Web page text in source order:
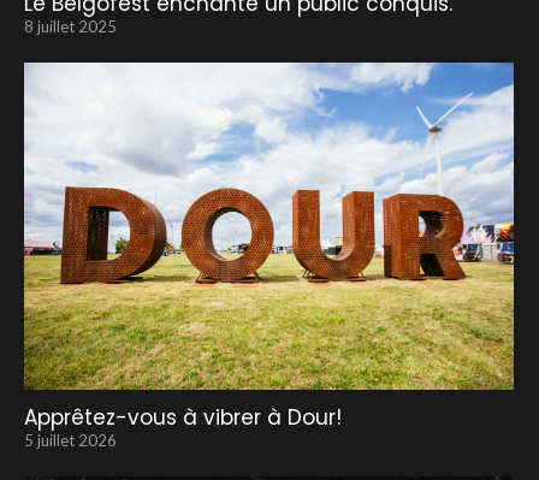
8 juillet 2025
Apprêtez-vous à vibrer à Dour!
5 juillet 2026